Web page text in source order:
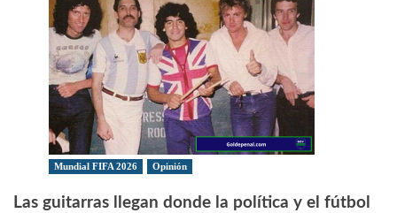
Mundial FIFA 2026 Opinión
Las guitarras llegan donde la política y el fútbol